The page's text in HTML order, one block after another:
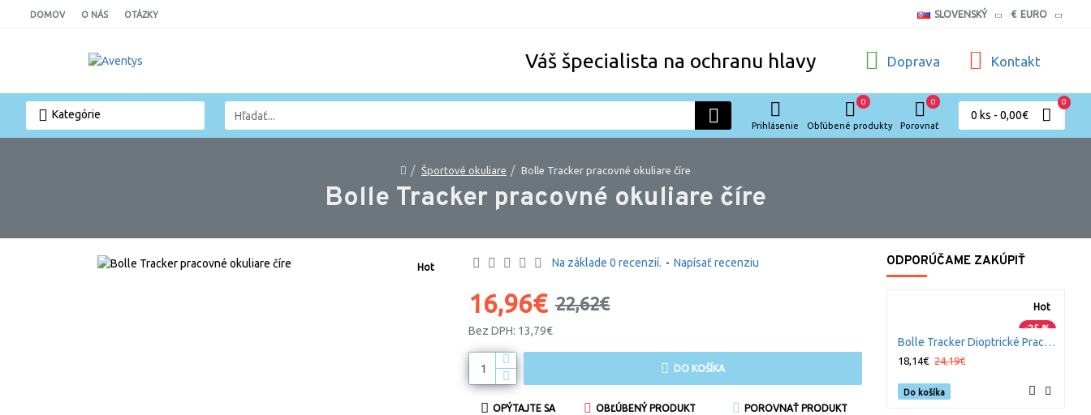
DOMOV O NÁS OTÁZKY SLOVENSKÝ € EURO
Váš špecialista na ochranu hlavy Doprava Kontakt
Kategórie
Prihlásenie Obľúbené produkty
0
Porovnať
0
0 ks - 0,00€
0
Športové okuliare Bolle Tracker pracovné okuliare číre
Bolle Tracker pracovné okuliare číre
Hot Na základe 0 recenzií. - Napísať recenziu
16,96€ 22,62€
Bez DPH: 13,79€
DO KOŠÍKA
OPÝTAJTE SA OBĽÚBENÝ PRODUKT POROVNAŤ PRODUKT
ODPORÚČAME ZAKÚPIŤ
Hot
-25 %
Bolle Tracker Dioptrické Pracovné Okuliare Tmavé
18,14€ 24,19€
Do košíka